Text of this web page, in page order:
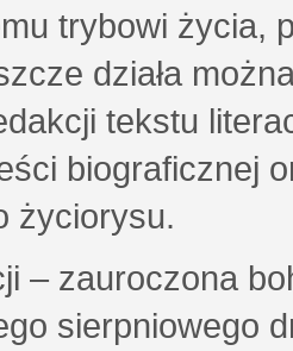
trybowi życia,
działa
tekstu
biograficznej
życiorysu.
– zauroczona
sierpniowego